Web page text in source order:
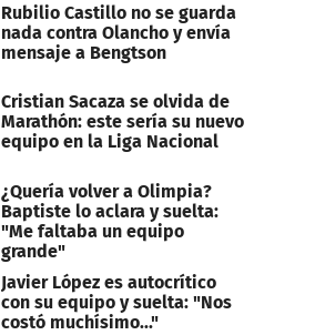
Rubilio Castillo no se guarda
nada contra Olancho y envía
mensaje a Bengtson
Cristian Sacaza se olvida de
Marathón: este sería su nuevo
equipo en la Liga Nacional
¿Quería volver a Olimpia?
Baptiste lo aclara y suelta:
"Me faltaba un equipo
grande"
Javier López es autocrítico
con su equipo y suelta: "Nos
costó muchísimo..."